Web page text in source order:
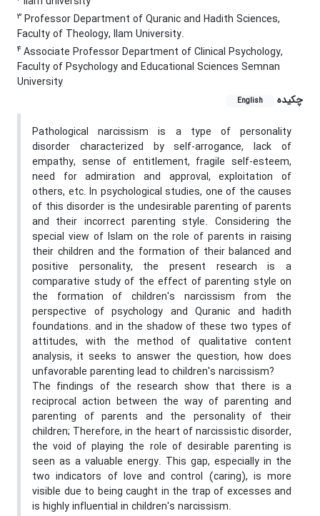
3 Professor Department of Quranic and Hadith Sciences,
Faculty of Theology, Ilam University.
4 Associate Professor Department of Clinical Psychology,
Faculty of Psychology and Educational Sciences Semnan
University
چکیده
English
Pathological narcissism is a type of personality
disorder characterized by self-arrogance, lack of
empathy, sense of entitlement, fragile self-esteem,
need for admiration and approval, exploitation of
others, etc. In psychological studies, one of the causes
of this disorder is the undesirable parenting of parents
and their incorrect parenting style. Considering the
special view of Islam on the role of parents in raising
their children and the formation of their balanced and
positive personality, the present research is a
comparative study of the effect of parenting style on
the formation of children's narcissism from the
perspective of psychology and Quranic and hadith
foundations. and in the shadow of these two types of
attitudes, with the method of qualitative content
analysis, it seeks to answer the question, how does
unfavorable parenting lead to children's narcissism?
The findings of the research show that there is a
reciprocal action between the way of parenting and
parenting of parents and the personality of their
children; Therefore, in the heart of narcissistic disorder,
the void of playing the role of desirable parenting is
seen as a valuable energy. This gap, especially in the
two indicators of love and control (caring), is more
visible due to being caught in the trap of excesses and
is highly influential in children's narcissism.